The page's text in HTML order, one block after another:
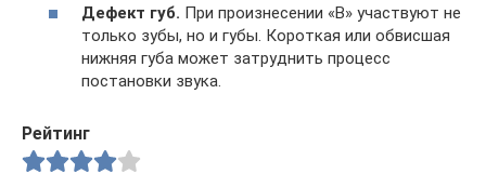
Дефект губ. При произнесении «В» участвуют не
только зубы, но и губы. Короткая или обвисшая
нижняя губа может затруднить процесс
постановки звука.
Рейтинг